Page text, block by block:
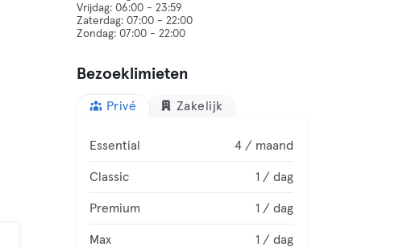
Vrijdag: 06:00 - 23:59
Zaterdag: 07:00 - 22:00
Bezoeklimieten
Privé Zakelijk
Essential 4 / maand
Classic 1 / dag
Premium 1 / dag
Max 1 / dag